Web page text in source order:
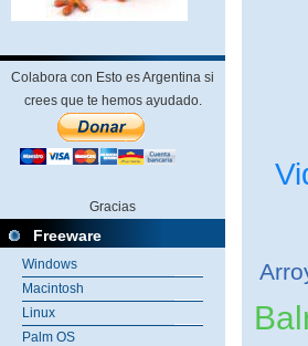
Colabora con Esto es Argentina si
crees que te hemos ayudado.
Gracias
Freeware
Windows
Macintosh
Linux
Palm OS